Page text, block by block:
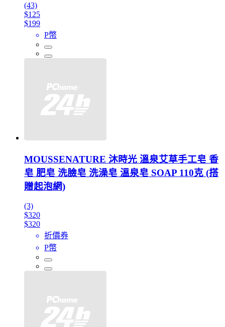
(43)
$125
$199
P幣
MOUSSENATURE 沐時光 溫泉艾草手工皂 香
皂 肥皂 洗臉皂 洗澡皂 溫泉皂 SOAP 110克 (搭
贈起泡網)
(3)
$320
$320
折價券
P幣